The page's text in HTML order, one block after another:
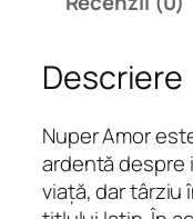
r
m
o
r
Descriere
Nuper Amor
ardentă despre
viață, dar târziu